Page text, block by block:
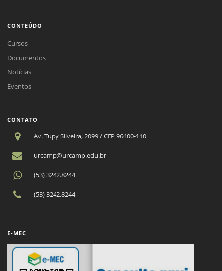
CONTEÚDO
Cursos
Documentos
Notícias
Eventos
CONTATO
Av. Tupy Silveira, 2099 / CEP 96400-110
urcamp@urcamp.edu.br
(53) 3242.8244
(53) 3242.8244
E-MEC